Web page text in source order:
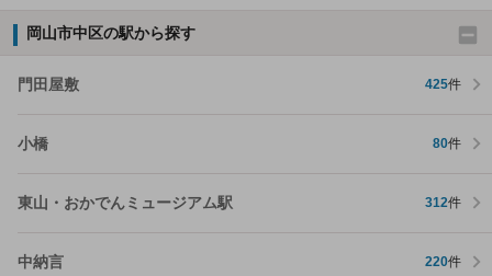
岡山市中区の駅から探す
門田屋敷 425件
小橋 80件
東山・おかでんミュージアム駅 312件
中納言 220件